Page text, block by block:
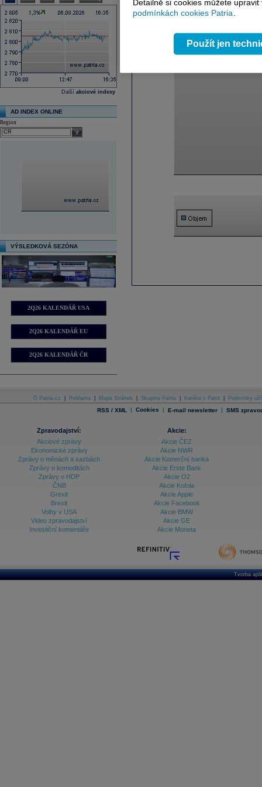
Další akciové indexy
AD INDEX ONLINE
Region
select
VÝSLEDKOVÁ SEZÓNA
2Q26 KALENDÁŘ USA
2Q26 KALENDÁŘ EU
2Q26 KALENDÁŘ ČR
O Patria.cz Reklama Mapa Stránek Skupina Patria Kariéra v Patrii Podmínky
RSS / XML | Cookies | E-mail newsletter | SMS
Zpravodajství:
Akciové zprávy
Ekonomické zprávy
Zprávy o měnách a sazbách
Zprávy o komoditách
Zprávy o HDP
ČNB
Grexit
Brexit
Volby v USA
Video zpravodajství
Investiční komentáře
Akcie:
Akcie ČEZ
Akcie NWR
Akcie Komerční banka
Akcie Erste Bank
Akcie O2
Akcie Kofola
Akcie Apple
Akcie Facebook
Akcie BMW
Akcie GE
Akcie Moneta
Tvorba
Detailně si cookies můžete
podmínkách cookies Patria.
Použít jen